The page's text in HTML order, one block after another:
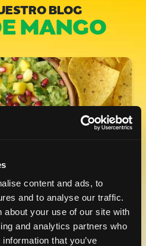
content and ads, to
and to analyse our traffic.
about your use of our site with
and analytics partners who
that you’ve
BLOG
MANGO
EN
MEXICANO